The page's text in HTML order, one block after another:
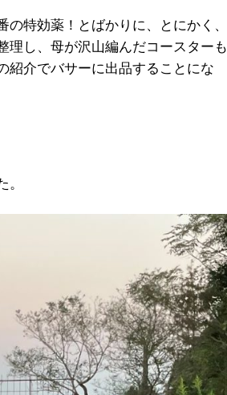
特効薬！とばかりに、とにかく、
理し、母が沢山編んだコースターも
紹介でバサーに出品することにな